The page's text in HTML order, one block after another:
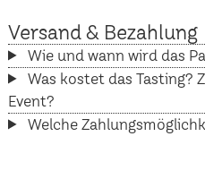
Versand & Bezahlung
Wie und wann wird das
Was kostet das Tasting?
Event?
Welche